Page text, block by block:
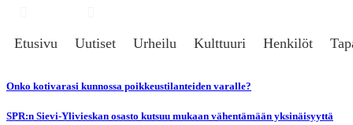
Etusivu Uutiset Urheilu Kulttuuri Henkilöt
Onko kotivarasi kunnossa poikkeustilanteiden varalle?
SPR:n Sievi-Ylivieskan osasto kutsuu mukaan vähentämään yksinäisyyttä